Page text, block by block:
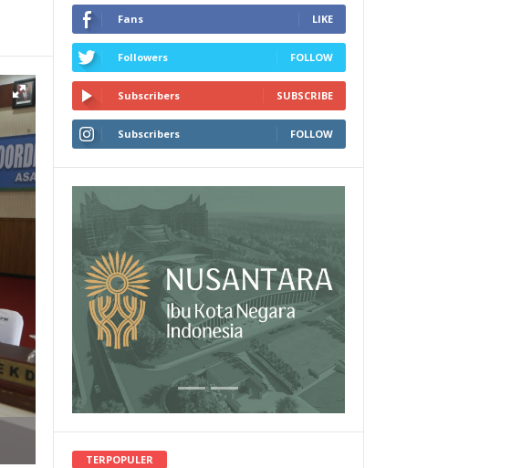
Fans LIKE
Followers FOLLOW
Subscribers SUBSCRIBE
Subscribers FOLLOW
TERPOPULER